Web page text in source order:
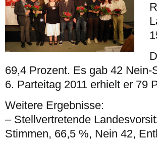
69,4 Prozent. Es gab 42
6. Parteitag 2011 erhielt er 79
Weitere Ergebnisse:
– Stellvertretende
Stimmen, 66,5 %, Nein 42,